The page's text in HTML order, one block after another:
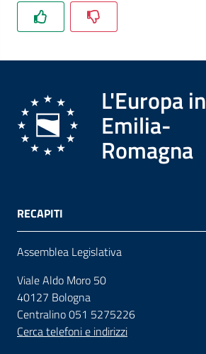
Notizie
eventi
Partecipazione
Seguici
L'Europa in
Emilia-
Romagna
RECAPITI
Assemblea Legislativa
Viale Aldo Moro 50
40127 Bologna
Centralino 051 5275226
Cerca telefoni e indirizzi